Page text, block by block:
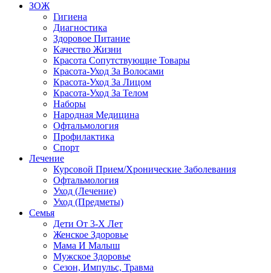
ЗОЖ
Гигиена
Диагностика
Здоровое Питание
Качество Жизни
Красота Сопутствующие Товары
Красота-Уход За Волосами
Красота-Уход За Лицом
Красота-Уход За Телом
Наборы
Народная Медицина
Офтальмология
Профилактика
Спорт
Лечение
Курсовой Прием/Хронические Заболевания
Офтальмология
Уход (Лечение)
Уход (Предметы)
Семья
Дети От 3-Х Лет
Женское Здоровье
Мама И Малыш
Мужское Здоровье
Сезон, Импульс, Травма